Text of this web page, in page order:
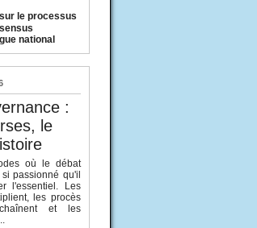
le processus
national
:
le
où le débat
passionné qu'il
l'essentiel. Les
les procès
et les